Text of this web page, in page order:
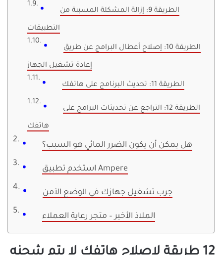
الطريقة 9: إزالة المشكلة المسببة من
التطبيقات
الطريقة 10: إصلاح أعطال البرامج عن طريق
إعادة تشغيل الجهاز
الطريقة 11: تحديث البرنامج على هاتفك
الطريقة 12: التراجع عن تحديثات البرامج على
هاتفك
هل يمكن أن يكون الضرر المائي هو السبب؟
استخدم تطبيق Ampere
جرب تشغيل جهازك في الوضع الآمن
الملاذ الأخير – متجر رعاية العملاء